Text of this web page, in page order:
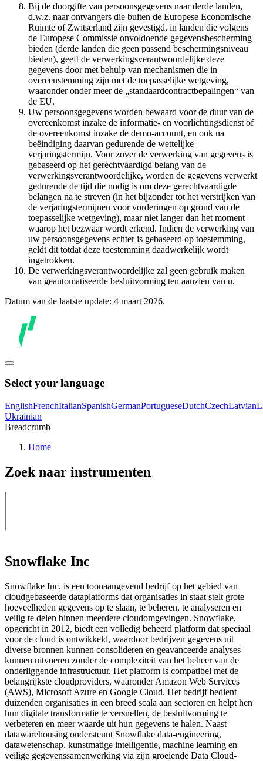
Bij de doorgifte van persoonsgegevens naar derde landen,
d.w.z. naar ontvangers die buiten de Europese Economische
Ruimte of Zwitserland zijn gevestigd, in landen die volgens
de Europese Commissie onvoldoende gegevensbescherming
bieden (derde landen die geen passend beschermingsniveau
bieden), geeft de verwerkingsverantwoordelijke deze
gegevens door met behulp van mechanismen die in
overeenstemming zijn met de toepasselijke wetgeving,
waaronder onder meer de „standaardcontractbepalingen“ van
de EU.
Uw persoonsgegevens worden bewaard voor de duur van de
overeenkomst inzake de informatie- en voorlichtingsdienst of
de overeenkomst inzake de demo-account, en ook na
beëindiging daarvan gedurende de wettelijke
verjaringstermijn. Voor zover de verwerking van gegevens is
gebaseerd op het gerechtvaardigd belang van de
verwerkingsverantwoordelijke, worden de gegevens verwerkt
gedurende de tijd die nodig is om deze gerechtvaardigde
belangen na te streven (in het bijzonder tot het verstrijken van
de verjaringstermijnen voor vorderingen op grond van de
toepasselijke wetgeving), maar niet langer dan het moment
waarop het bezwaar wordt erkend. Indien de verwerking van
uw persoonsgegevens echter is gebaseerd op toestemming,
geldt dit totdat deze toestemming daadwerkelijk wordt
ingetrokken.
De verwerkingsverantwoordelijke zal geen gebruik maken
van geautomatiseerde besluitvorming ten aanzien van u.
Datum van de laatste update: 4 maart 2026.
Select your language
EnglishFrenchItalianSpanishGermanPortugueseDutchCzechLatvian
Ukrainian
Breadcrumb
Home
Zoek naar instrumenten
Snowflake Inc
Snowflake Inc. is een toonaangevend bedrijf op het gebied van
cloudgebaseerde dataplatforms dat organisaties in staat stelt grote
hoeveelheden gegevens op te slaan, te beheren, te analyseren en
veilig te delen binnen meerdere cloudomgevingen. Snowflake,
opgericht in 2012, biedt een volledig beheerd platform dat speciaal
voor de cloud is ontwikkeld, waardoor bedrijven gegevens uit
diverse bronnen kunnen consolideren en geavanceerde analyses
kunnen uitvoeren zonder de complexiteit van het beheer van de
onderliggende infrastructuur. Het platform is compatibel met de
belangrijkste cloudproviders, waaronder Amazon Web Services
(AWS), Microsoft Azure en Google Cloud. Het bedrijf bedient
duizenden organisaties in een breed scala aan sectoren en helpt hen
hun digitale transformatie te versnellen, de besluitvorming te
verbeteren en meer waarde uit hun gegevens te halen. Naast
datawarehousing ondersteunt Snowflake data-engineering,
datawetenschap, kunstmatige intelligentie, machine learning en
veilige gegevenssamenwerking via zijn groeiende Data Cloud-